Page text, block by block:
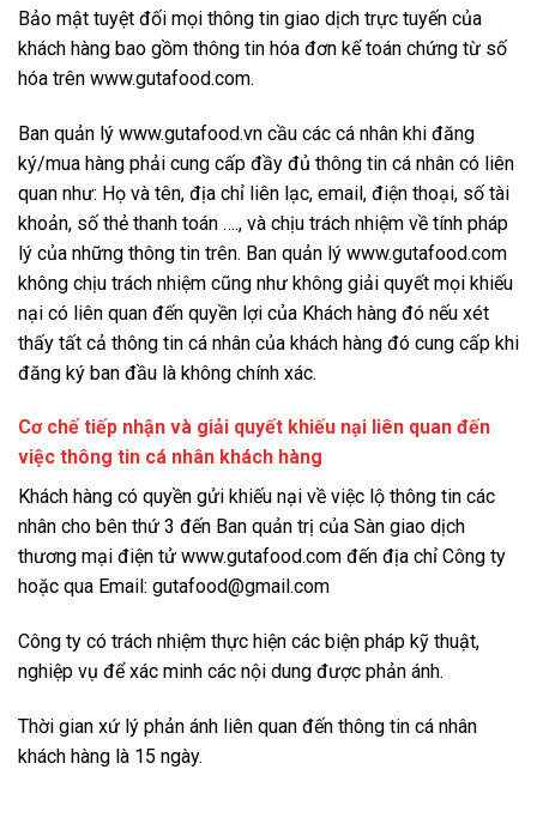
Bảo mật tuyệt đối mọi thông tin giao dịch trực tuyến của
khách hàng bao gồm thông tin hóa đơn kế toán chứng từ số
hóa trên www.gutafood.com.
Ban quản lý www.gutafood.vn cầu các cá nhân khi đăng
ký/mua hàng phải cung cấp đầy đủ thông tin cá nhân có liên
quan như: Họ và tên, địa chỉ liên lạc, email, điện thoại, số tài
khoản, số thẻ thanh toán …., và chịu trách nhiệm về tính pháp
lý của những thông tin trên. Ban quản lý www.gutafood.com
không chịu trách nhiệm cũng như không giải quyết mọi khiếu
nại có liên quan đến quyền lợi của Khách hàng đó nếu xét
thấy tất cả thông tin cá nhân của khách hàng đó cung cấp khi
đăng ký ban đầu là không chính xác.
Cơ chế tiếp nhận và giải quyết khiếu nại liên quan đến
việc thông tin cá nhân khách hàng
Khách hàng có quyền gửi khiếu nại về việc lộ thông tin các
nhân cho bên thứ 3 đến Ban quản trị của Sàn giao dịch
thương mại điện tử www.gutafood.com đến địa chỉ Công ty
hoặc qua Email: gutafood@gmail.com
Công ty có trách nhiệm thực hiện các biện pháp kỹ thuật,
nghiệp vụ để xác minh các nội dung được phản ánh.
Thời gian xứ lý phản ánh liên quan đến thông tin cá nhân
khách hàng là 15 ngày.